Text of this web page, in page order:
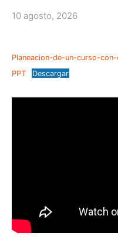
10 agosto, 2026
Planeacion-de-un-curso-
PPT
Descargar